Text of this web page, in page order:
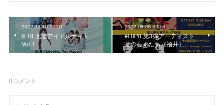
2022.08.10 12:03
9.18 北陸アイドルナイト
Vol.1
2022.08.08 04:54
#HIP8 第3弾アーティスト
せのしすたぁ（福井）
0コメント